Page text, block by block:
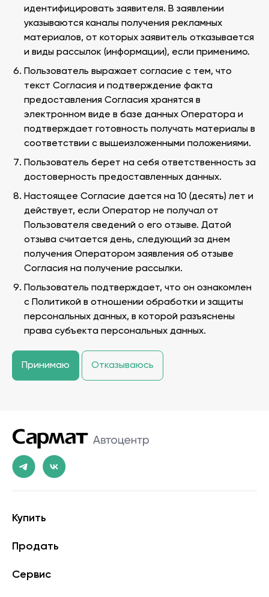
идентифицировать заявителя. В заявлении
указываются каналы получения рекламных
материалов, от которых заявитель отказывается
и виды рассылок (информации), если применимо.
Пользователь выражает согласие с тем, что
текст Согласия и подтверждение факта
предоставления Согласия хранятся в
электронном виде в базе данных Оператора и
подтверждает готовность получать материалы в
соответствии с вышеизложенными положениями.
Пользователь берет на себя ответственность за
достоверность предоставленных данных.
Настоящее Согласие дается на 10 (десять) лет и
действует, если Оператор не получал от
Пользователя сведений о его отзыве. Датой
отзыва считается день, следующий за днем
получения Оператором заявления об отзыве
Согласия на получение рассылки.
Пользователь подтверждает, что он ознакомлен
с Политикой в отношении обработки и защиты
персональных данных, в которой разъяснены
права субъекта персональных данных.
Принимаю Отказываюсь
Купить
Продать
Сервис